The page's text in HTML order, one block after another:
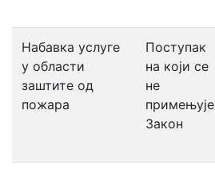
Набавка услуге
у области
заштите од
пожара
Поступак
на који се
не
примењује
Закон